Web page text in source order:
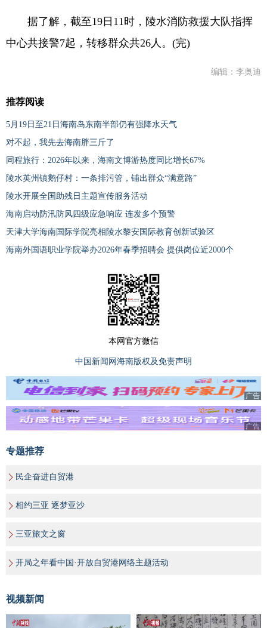
据了解，截至19日11时，陵水消防救援大队指挥
中心共接警7起，转移群众共26人。(完)
编辑：李奥迪
推荐阅读
5月19日至21日海南岛东南半部仍有强降水天气
对不起，我先去海南胖三斤了
同程旅行：2026年以来，海南文博游热度同比增长67%
陵水英州镇鹅仔村：一条排污管，铺出群众“满意路”
陵水开展全国助残日主题宣传服务活动
海南启动防汛防风四级应急响应 连发多个预警
天津大学海南国际学院亮相陵水黎安国际教育创新试验区
海南外国语职业学院举办2026年春季招聘会 提供岗位近2000个
本网官方微信
中国新闻网海南版权及免责声明
广告
广告
专题推荐
民企奋进自贸港
相约三亚 逐梦亚沙
三亚旅文之窗
开局之年看中国·开放自贸港网络主题活动
视频新闻